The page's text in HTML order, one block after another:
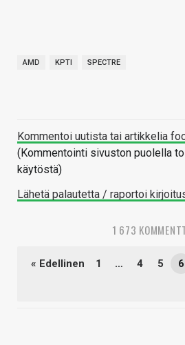
AMD KPTI SPECTRE
Kommentoi uutista tai artikkelia
(Kommentointi sivuston puolella
käytöstä)
Lähetä palautetta / raportoi
1 673
« Edellinen 1 … 4 5 6